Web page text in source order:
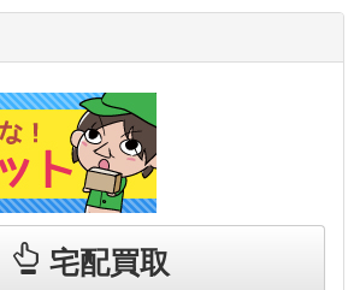
宅配買取